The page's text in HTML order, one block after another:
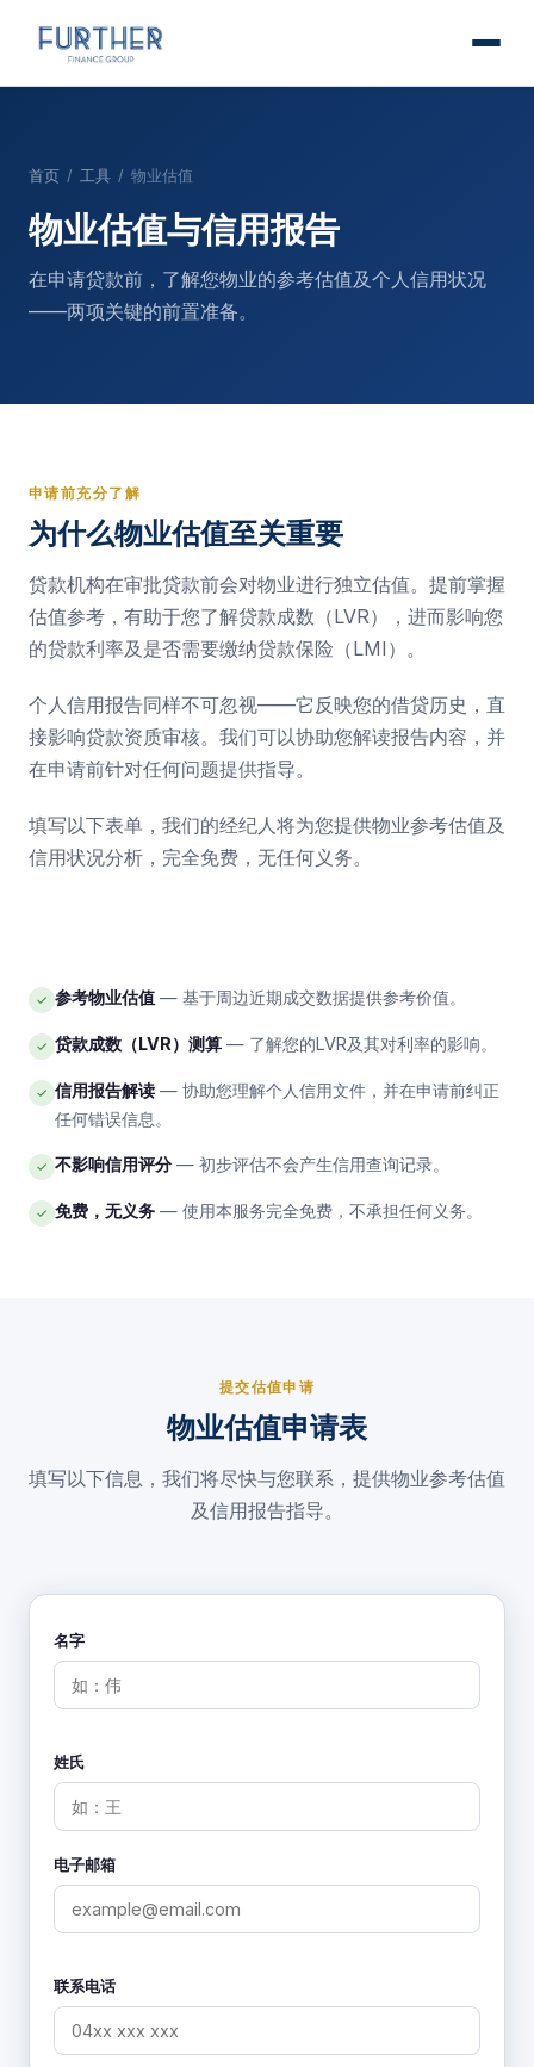
首页 / 工具 / 物业估值
物业估值与信用报告
在申请贷款前，了解您物业的参考估值及个人信用状况
——两项关键的前置准备。
申请前充分了解
为什么物业估值至关重要
贷款机构在审批贷款前会对物业进行独立估值。提前掌握
估值参考，有助于您了解贷款成数（LVR），进而影响您
的贷款利率及是否需要缴纳贷款保险（LMI）。
个人信用报告同样不可忽视——它反映您的借贷历史，直
接影响贷款资质审核。我们可以协助您解读报告内容，并
在申请前针对任何问题提供指导。
填写以下表单，我们的经纪人将为您提供物业参考估值及
信用状况分析，完全免费，无任何义务。
✓ 参考物业估值 — 基于周边近期成交数据提供参考价值。
✓ 贷款成数（LVR）测算 — 了解您的LVR及其对利率的影响。
✓ 信用报告解读 — 协助您理解个人信用文件，并在申请前纠正
任何错误信息。
✓ 不影响信用评分— 初步评估不会产生信用查询记录。
✓ 免费，无义务 — 使用本服务完全免费，不承担任何义务。
提交估值申请
物业估值申请表
填写以下信息，我们将尽快与您联系，提供物业参考估值
及信用报告指导。
名字
姓氏
电子邮箱
联系电话